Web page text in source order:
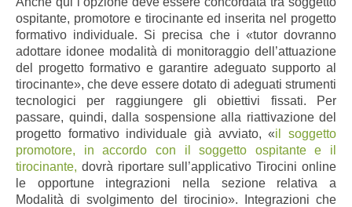
ospitante, promotore e tirocinante ed inserita nel progetto
formativo individuale. Si precisa che i «tutor dovranno
adottare idonee modalità di monitoraggio dell’attuazione
del progetto formativo e garantire adeguato supporto al
tirocinante», che deve essere dotato di adeguati strumenti
tecnologici per raggiungere gli obiettivi fissati. Per
passare, quindi, dalla sospensione alla riattivazione del
progetto formativo individuale già avviato, «il soggetto
promotore, in accordo con il soggetto ospitante e il
tirocinante, dovrà riportare sull’applicativo Tirocini online
le opportune integrazioni nella sezione relativa a
Modalità di svolgimento del tirocinio». Integrazioni che